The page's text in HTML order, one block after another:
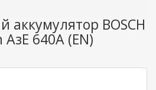
BOSCH
640A (EN)